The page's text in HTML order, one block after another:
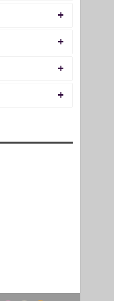
+
+
+
+